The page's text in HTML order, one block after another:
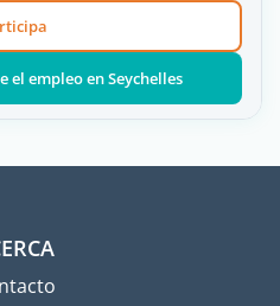
el empleo en Seychelles